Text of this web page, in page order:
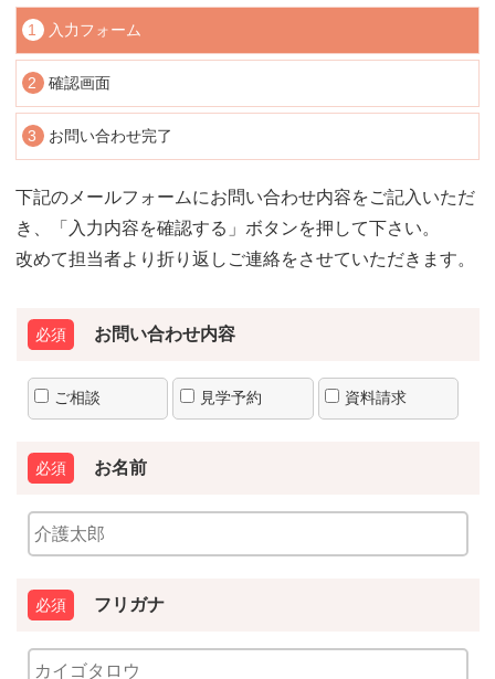
1 入力フォーム
2 確認画面
3 お問い合わせ完了
下記のメールフォームにお問い合わせ内容をご記入いただ
き、「入力内容を確認する」ボタンを押して下さい。
改めて担当者より折り返しご連絡をさせていただきます。
お問い合わせ内容
ご相談 見学予約 資料請求
お名前
フリガナ